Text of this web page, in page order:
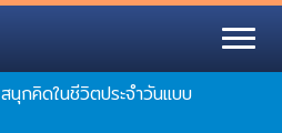
สนุกคิดในชีวิตประจำวันแบบ